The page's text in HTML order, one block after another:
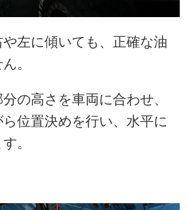
左に傾いても、正確な油
。
の高さを車両に合わせ、
位置決めを行い、水平に
。